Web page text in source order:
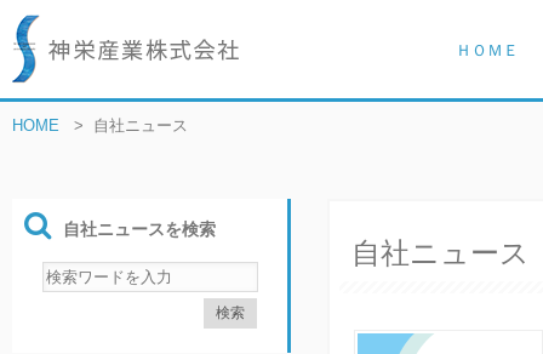
ＨＯＭＥ
HOME > 自社ニュース
自社ニュース
自社ニュースを検索